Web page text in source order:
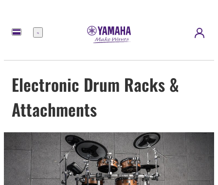
Menu
Electronic Drum Racks &
Attachments